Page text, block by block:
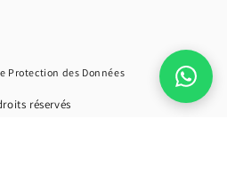
Protection des Données
réservés